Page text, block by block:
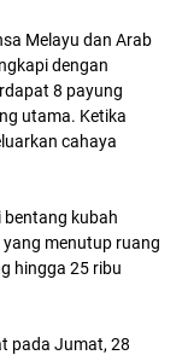
Melayu dan Arab
dengan
8 payung
utama. Ketika
cahaya
bentang kubah
menutup ruang
hingga 25 ribu
pada Jumat, 28